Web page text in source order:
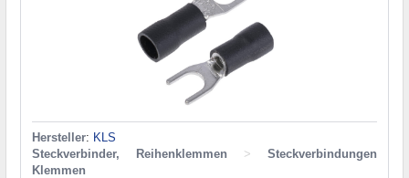
Hersteller: KLS
Steckverbinder, Reihenklemmen
>
Steckverbindungen
Klemmen